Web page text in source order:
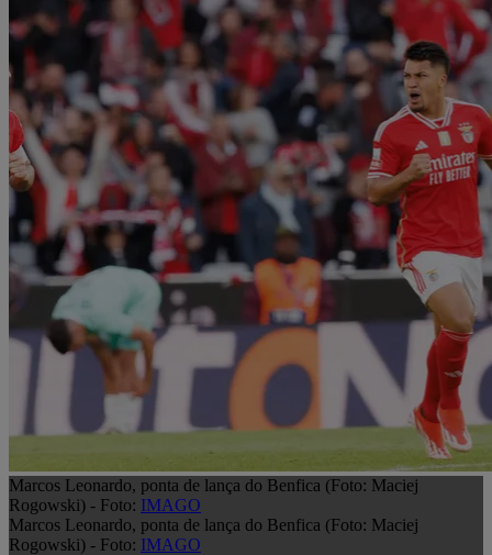
Marcos Leonardo, ponta de lança do Benfica (Foto: Maciej
Rogowski) - Foto: IMAGO
Marcos Leonardo, ponta de lança do Benfica (Foto: Maciej
Rogowski) - Foto: IMAGO